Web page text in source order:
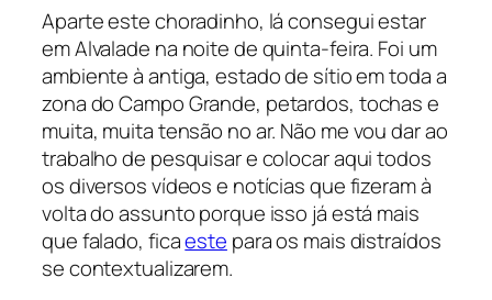
Aparte este choradinho, lá consegui estar
em Alvalade na noite de quinta-feira. Foi um
ambiente à antiga, estado de sítio em toda a
zona do Campo Grande, petardos, tochas e
muita, muita tensão no ar. Não me vou dar ao
trabalho de pesquisar e colocar aqui todos
os diversos vídeos e notícias que fizeram à
volta do assunto porque isso já está mais
que falado, ficaeste para os mais distraídos
se contextualizarem.